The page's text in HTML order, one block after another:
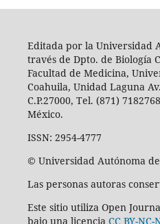
Editada por la Universidad
través de Dpto. de Biología
Facultad de Medicina,
Coahuila, Unidad Laguna
C.P.27000, Tel. (871)
México.
ISSN: 2954-4777
© Universidad Autónoma
Las personas autoras
Este sitio utiliza Open
bajo una licencia CC BY-